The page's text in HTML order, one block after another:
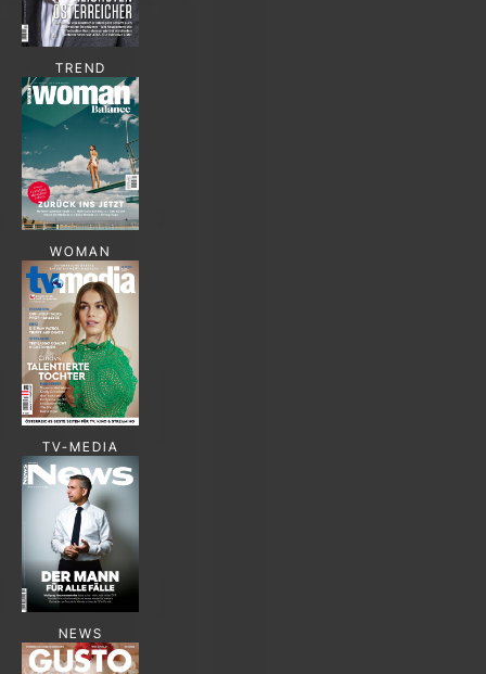
TREND
WOMAN
TV-MEDIA
NEWS